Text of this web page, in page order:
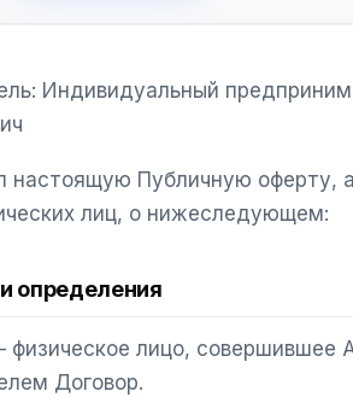
Индивидуальный
настоящую Публичную оферту,
лиц, о нижеследующем:
определения
физическое лицо, совершившее
Договор.